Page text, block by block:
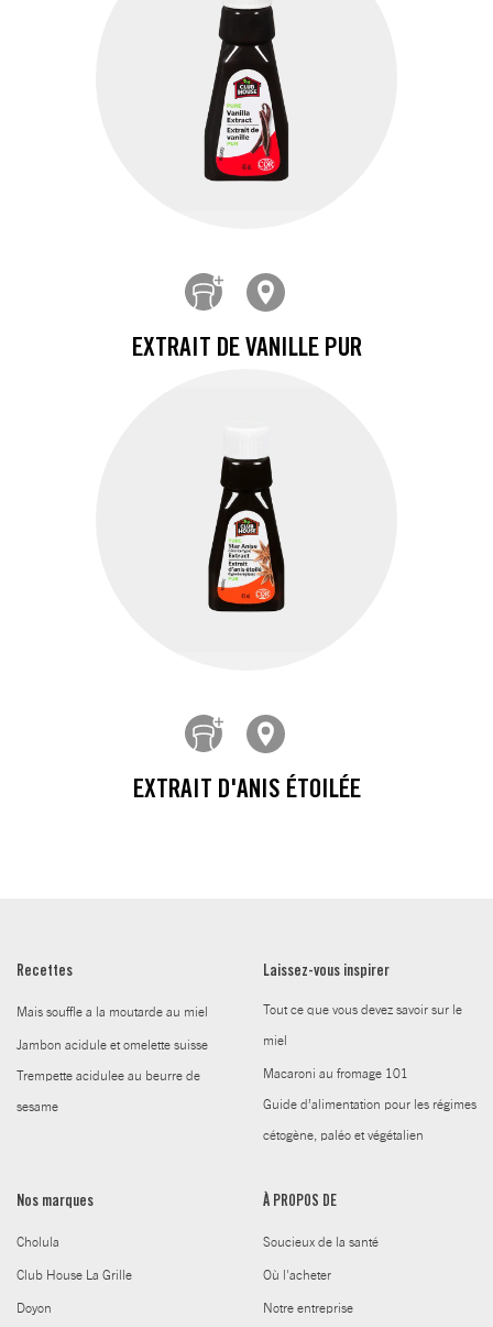
EXTRAIT DE VANILLE PUR
EXTRAIT D'ANIS ÉTOILÉE
Recettes
Mais souffle a la moutarde au miel
Jambon acidule et omelette suisse
Trempette acidulee au beurre de
sesame
Laissez-vous inspirer
Tout ce que vous devez savoir sur le
miel
Macaroni au fromage 101
Guide d’alimentation pour les régimes
cétogène, paléo et végétalien
Nos marques
Cholula
Club House La Grille
Doyon
À PROPOS DE
Soucieux de la santé
Où l'acheter
Notre entreprise